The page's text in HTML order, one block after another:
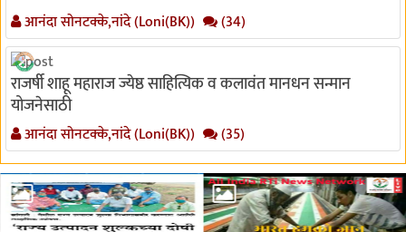
आनंदा सोनटक्के,नांदे (Loni(BK)) (34)
राजर्षी शाहू महाराज ज्येष्ठ साहित्यिक व कलावंत मानधन सन्मान
योजनेसाठी
आनंदा सोनटक्के,नांदे (Loni(BK)) (35)